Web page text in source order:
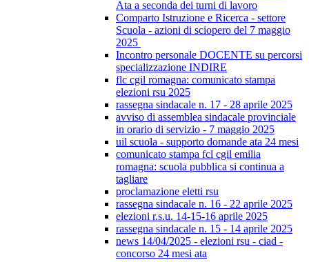
Ata a seconda dei turni di lavoro
Comparto Istruzione e Ricerca - settore
Scuola - azioni di sciopero del 7 maggio
2025
Incontro personale DOCENTE su percorsi
specializzazione INDIRE
flc cgil romagna: comunicato stampa
elezioni rsu 2025
rassegna sindacale n. 17 - 28 aprile 2025
avviso di assemblea sindacale provinciale
in orario di servizio - 7 maggio 2025
uil scuola - supporto domande ata 24 mesi
comunicato stampa fcl cgil emilia
romagna: scuola pubblica si continua a
tagliare
proclamazione eletti rsu
rassegna sindacale n. 16 - 22 aprile 2025
elezioni r.s.u. 14-15-16 aprile 2025
rassegna sindacale n. 15 - 14 aprile 2025
news 14/04/2025 - elezioni rsu - ciad -
concorso 24 mesi ata